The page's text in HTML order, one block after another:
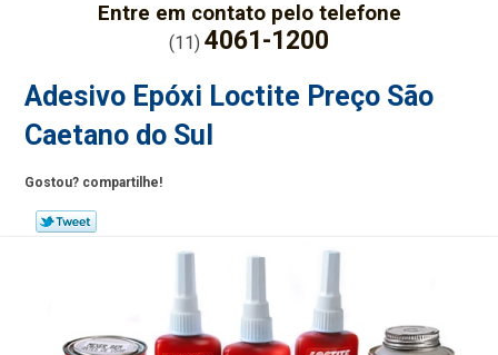
Entre em contato pelo telefone
(11) 4061-1200
Adesivo Epóxi Loctite Preço São
Caetano do Sul
Gostou? compartilhe!